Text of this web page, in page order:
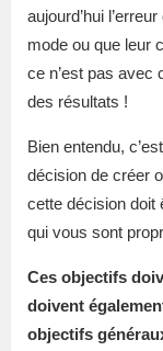
aujourd’hui
mode ou que leur
ce n’est pas avec
des résultats !
Bien entendu,
décision de créer
cette décision doit
qui vous sont
Ces objectifs
doivent
objectifs